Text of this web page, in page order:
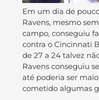
Em um dia de
Ravens, mesmo
campo, conseguiu
contra o Cincinnati
de 27 a 24 talvez
Ravens conseguiu
até poderia ser
cometido algumas